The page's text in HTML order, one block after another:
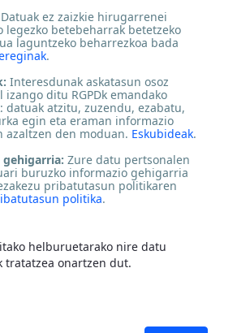
Datuak ez zaizkie hirugarrenei
legezko betebeharrak betetzeko
laguntzeko beharrezkoa bada
.
Interesdunak askatasun osoz
izango ditu RGPDk emandako
datuak atzitu, zuzendu, ezabatu,
egin eta eraman informazio
azaltzen den moduan. Eskubideak.
Zure datu pertsonalen
buruzko informazio gehigarria
pribatutasun politikaren
politika.
helburuetarako nire datu
tratatzea onartzen dut.